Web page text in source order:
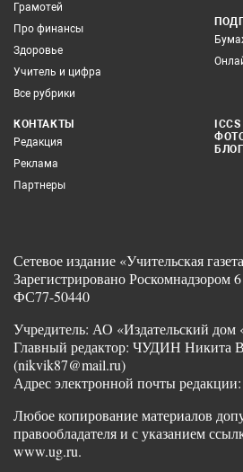
Грамотей
Про финансы
Здоровье
Учитель и цифра
Все рубрики
КОНТАКТЫ
Редакция
Реклама
Партнеры
ICCS
БЛОГ
Сетевое издание «Учительская
Зарегистрировано Роскомнадзором
ФС77-50440
Учредитель: АО «Издательский дом
Главный редактор: ЧУДИН Никита
(nikvik87@mail.ru)
Адрес электронной почты
Любое копирование материалов
правообладателя и с указанием
www.ug.ru.